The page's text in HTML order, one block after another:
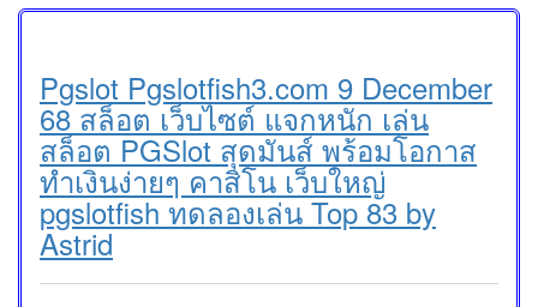
Pgslot Pgslotfish3.com 9 December
68 สล็อต เว็บไซต์ แจกหนัก เล่น
สล็อต PGSlot สุดมันส์ พร้อมโอกาส
ทำเงินง่ายๆ คาสิโน เว็บใหญ่
pgslotfish ทดลองเล่น Top 83 by
Astrid